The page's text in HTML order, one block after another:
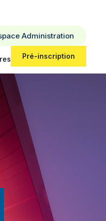
Administration
Pré-inscription